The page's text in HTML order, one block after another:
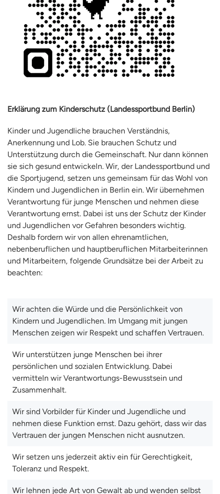
Erklärung zum Kinderschutz (Landessportbund Berlin)
Kinder und Jugendliche brauchen Verständnis,
Anerkennung und Lob. Sie brauchen Schutz und
Unterstützung durch die Gemeinschaft. Nur dann können
sie sich gesund entwickeln. Wir, der Landessportbund und
die Sportjugend, setzen uns gemeinsam für das Wohl von
Kindern und Jugendlichen in Berlin ein. Wir übernehmen
Verantwortung für junge Menschen und nehmen diese
Verantwortung ernst. Dabei ist uns der Schutz der Kinder
und Jugendlichen vor Gefahren besonders wichtig.
Deshalb fordern wir von allen ehrenamtlichen,
nebenberuflichen und hauptberuflichen Mitarbeiterinnen
und Mitarbeitern, folgende Grundsätze bei der Arbeit zu
beachten:
Wir achten die Würde und die Persönlichkeit von
Kindern und Jugendlichen. Im Umgang mit jungen
Menschen zeigen wir Respekt und schaffen Vertrauen.
Wir unterstützen junge Menschen bei ihrer
persönlichen und sozialen Entwicklung. Dabei
vermitteln wir Verantwortungs-Bewusstsein und
Zusammenhalt.
Wir sind Vorbilder für Kinder und Jugendliche und
nehmen diese Funktion ernst. Dazu gehört, dass wir das
Vertrauen der jungen Menschen nicht ausnutzen.
Wir setzen uns jederzeit aktiv ein für Gerechtigkeit,
Toleranz und Respekt.
Wir lehnen jede Art von Gewalt ab und wenden selbst